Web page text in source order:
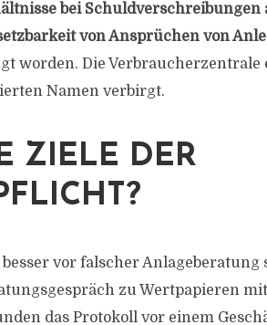
bei Schuldverschreibungen
von Ansprüchen von
worden. Die
Namen verbirgt.
ZIELE DER
vor falscher Anlageberatung
zu Wertpapieren
das Protokoll vor einem